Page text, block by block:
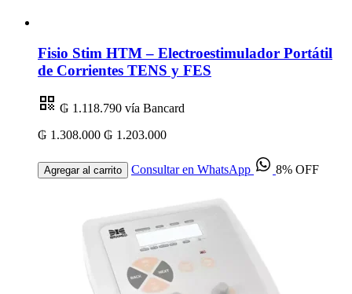
Fisio Stim HTM – Electroestimulador Portátil
de Corrientes TENS y FES
₲ 1.118.790 vía Bancard
₲ 1.308.000 ₲ 1.203.000
Agregar al carrito Consultar en WhatsApp 8% OFF